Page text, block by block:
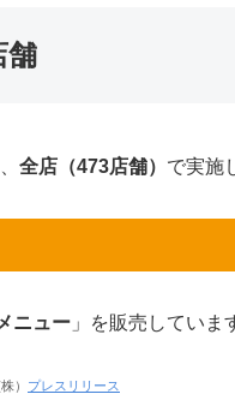
舗
全店（473店舗） で実施
ニュー 」を販売していま
） プレスリリース